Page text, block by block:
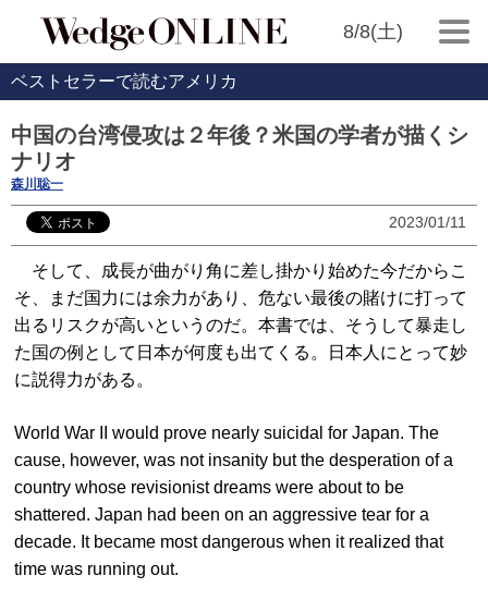
8/8(土)
ベストセラーで読むアメリカ
中国の台湾侵攻は２年後？米国の学者が描くシ
ナリオ
森川聡一
2023/01/11
そして、成長が曲がり角に差し掛かり始めた今だからこ
そ、まだ国力には余力があり、危ない最後の賭けに打って
出るリスクが高いというのだ。本書では、そうして暴走し
た国の例として日本が何度も出てくる。日本人にとって妙
に説得力がある。
World War II would prove nearly suicidal for Japan. The
cause, however, was not insanity but the desperation of a
country whose revisionist dreams were about to be
shattered. Japan had been on an aggressive tear for a
decade. It became most dangerous when it realized that
time was running out.